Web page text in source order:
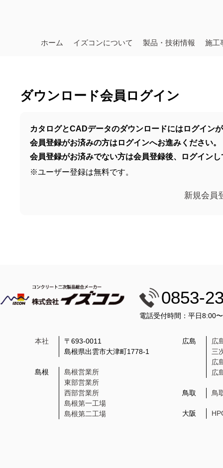
ホーム イズコンについて 製品・技術情報 施工
ダウンロード会員ログイン
カタログとCADデータのダウンロードにはログイン
会員登録がお済みの方はログインへお進みください。
会員登録がお済みでない方は会員登録後、ログイン
※ユーザー登録は無料です。
新規会員
0853-
電話受付時間：平日8:00
本社
〒693-0011
島根県出雲市大津町1778-1
島根
島根営業所
東部営業所
西部営業所
島根第一工場
島根第二工場
広島
広
三
広
広
鳥取 鳥
大阪